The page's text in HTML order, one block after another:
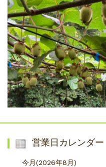
営業日カレンダー
今月(2026年8月)